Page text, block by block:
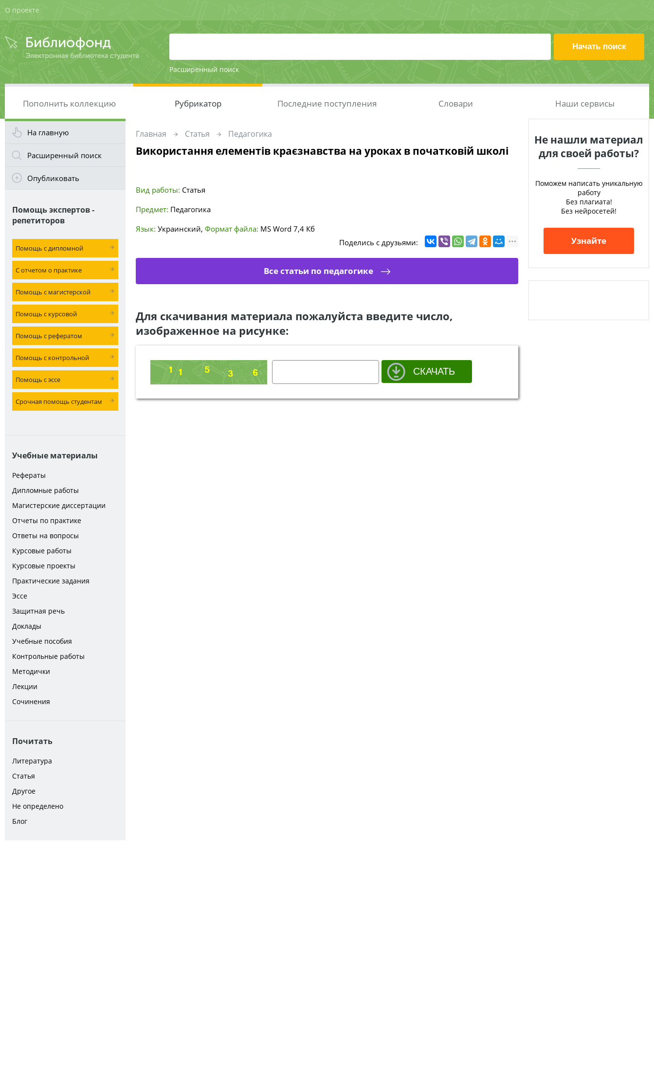
О проекте
Расширенный поиск
Пополнить коллекцию Рубрикатор Последние поступления Словари Наши сервисы
На главную
Расширенный поиск
Опубликовать
Помощь экспертов -
репетиторов
Помощь с дипломной
С отчетом о практике
Помощь с магистерской
Помощь с курсовой
Помощь с рефератом
Помощь с контрольной
Помощь с эссе
Срочная помощь студентам
Учебные материалы
Рефераты
Дипломные работы
Магистерские диссертации
Отчеты по практике
Ответы на вопросы
Курсовые работы
Курсовые проекты
Практические задания
Эссе
Защитная речь
Доклады
Учебные пособия
Контрольные работы
Методички
Лекции
Сочинения
Почитать
Литература
Статья
Другое
Не определено
Блог
Главная Статья Педагогика
Використання елементів краєзнавства на уроках в початковій школі
Вид работы: Статья
Предмет: Педагогика
Язык: Украинский, Формат файла: MS Word 7,4 Кб
Поделись с друзьями:
Все статьи по педагогике
Для скачивания материала пожалуйста введите число,
изображенное на рисунке:
Не нашли материал
для своей работы?
Поможем написать уникальную
работу
Без плагиата!
Без нейросетей!
Узнайте